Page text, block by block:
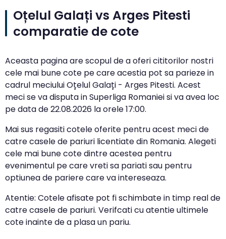
Oțelul Galați vs Arges Pitesti
comparatie de cote
Aceasta pagina are scopul de a oferi cititorilor nostri
cele mai bune cote pe care acestia pot sa parieze in
cadrul meciului Oțelul Galați - Arges Pitesti. Acest
meci se va disputa in Superliga Romaniei si va avea loc
pe data de22.08.2026 la orele17:00.
Mai sus regasiti cotele oferite pentru acest meci de
catre casele de pariuri licentiate din Romania. Alegeti
cele mai bune cote dintre acestea pentru
evenimentul pe care vreti sa pariati sau pentru
optiunea de pariere care va intereseaza.
Atentie: Cotele afisate pot fi schimbate in timp real de
catre casele de pariuri. Verifcati cu atentie ultimele
cote inainte de a plasa un pariu.